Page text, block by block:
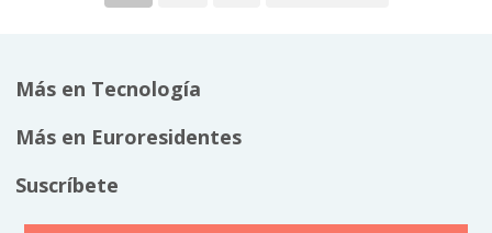
Más en Tecnología
Más en Euroresidentes
Suscríbete